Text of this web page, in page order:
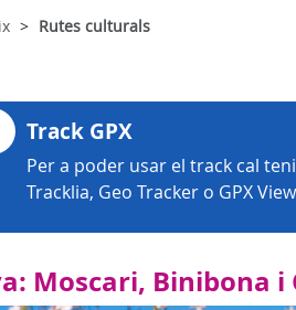
Rutes culturals
Track GPX
Per a poder usar el track cal
Tracklia, Geo Tracker o GPX
Moscari, Binibona i